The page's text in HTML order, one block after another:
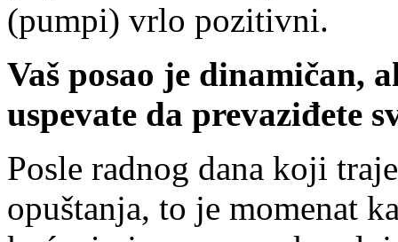
(pumpi) vrlo pozitivni.
Vaš posao je dinamičan,
uspevate da prevaziđete
Posle radnog dana koji
opuštanja, to je momenat